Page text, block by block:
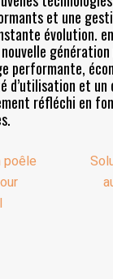
et une
évolution.
performante,
d’utilisation et
réfléchi en
poêle